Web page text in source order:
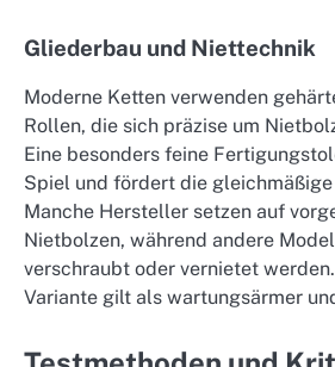
Gliederbau und Niettechnik
Moderne Ketten verwenden
Rollen, die sich präzise um
Eine besonders feine
Spiel und fördert die
Manche Hersteller setzen auf
Nietbolzen, während andere
verschraubt oder vernietet
Variante gilt als wartungsärmer